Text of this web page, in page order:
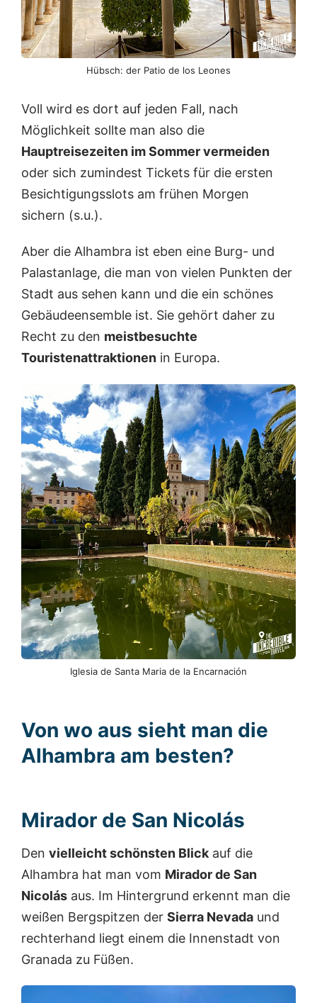
Hübsch: der Patio de los Leones
Voll wird es dort auf jeden Fall, nach
Möglichkeit sollte man also die
Hauptreisezeiten im Sommer vermeiden
oder sich zumindest Tickets für die ersten
Besichtigungsslots am frühen Morgen
sichern (s.u.).
Aber die Alhambra ist eben eine Burg- und
Palastanlage, die man von vielen Punkten der
Stadt aus sehen kann und die ein schönes
Gebäudeensemble ist. Sie gehört daher zu
Recht zu den meistbesuchte
Touristenattraktionen in Europa.
Iglesia de Santa Maria de la Encarnación
Von wo aus sieht man die
Alhambra am besten?
Mirador de San Nicolás
Den vielleicht schönsten Blick auf die
Alhambra hat man vom Mirador de San
Nicolás aus. Im Hintergrund erkennt man die
weißen Bergspitzen der Sierra Nevada und
rechterhand liegt einem die Innenstadt von
Granada zu Füßen.